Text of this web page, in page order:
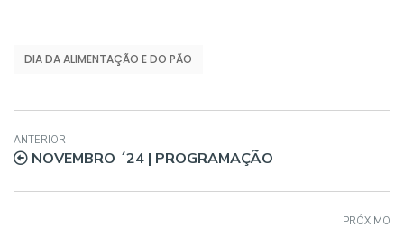
DIA DA ALIMENTAÇÃO E DO PÃO
ANTERIOR
NOVEMBRO ´24 | PROGRAMAÇÃO
PRÓXIMO